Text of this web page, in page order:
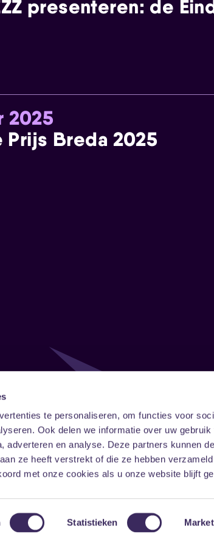
te personaliseren, om functies voor
Ook delen we informatie over uw gebruik
adverteren en analyse. Deze partners kunnen
ze heeft verstrekt of die ze hebben
met onze cookies als u onze website blijft
Statistieken
presenteren: de
2025
Prijs Breda 2025
InstagramLinkedIn
Onze